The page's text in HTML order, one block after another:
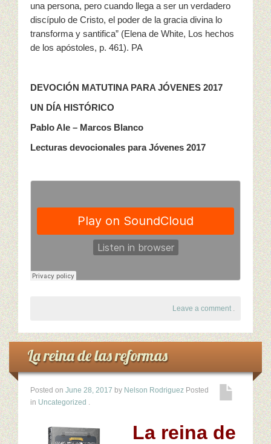
una persona, pero cuando llega a ser un verdadero
discípulo de Cristo, el poder de la gracia divina lo
transforma y santifica” (Elena de White, Los hechos
de los apóstoles, p. 461). PA
DEVOCIÓN MATUTINA PARA JÓVENES 2017
UN DÍA HISTÓRICO
Pablo Ale – Marcos Blanco
Lecturas devocionales para Jóvenes 2017
Leave a comment .
La reina de las reformas
Posted on June 28, 2017 by Nelson Rodriguez Posted
in Uncategorized .
La reina de